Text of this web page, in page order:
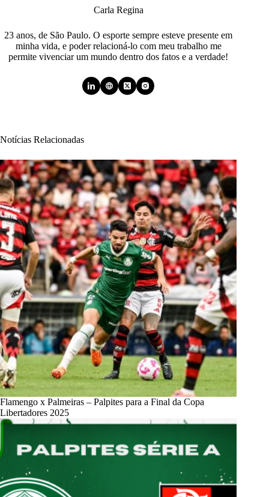
Carla Regina
23 anos, de São Paulo. O esporte sempre esteve presente em
minha vida, e poder relacioná-lo com meu trabalho me
permite vivenciar um mundo dentro dos fatos e a verdade!
Notícias Relacionadas
Flamengo x Palmeiras – Palpites para a Final da Copa
Libertadores 2025